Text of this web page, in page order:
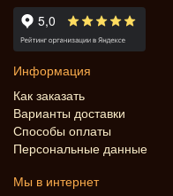
Информация
Как заказать
Варианты доставки
Способы оплаты
Персональные данные
Мы в интернет